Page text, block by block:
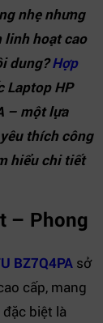
nhẹ nhưng
linh hoạt cao
dung?Hợp
Laptop HP
– một lựa
thích công
hiểu chi tiết
– Phong
BZ7Q4PA sở
cấp, mang
biệt là